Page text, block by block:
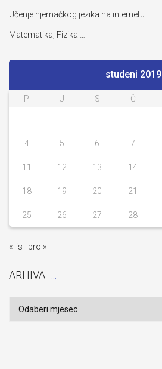
Učenje njemačkog jezika na internetu
Matematika, Fizika …
studeni 2019
P U S Č
4 5 6 7
11 12 13 14
18 19 20 21
25 26 27 28
« lis pro »
ARHIVA
Arhiva